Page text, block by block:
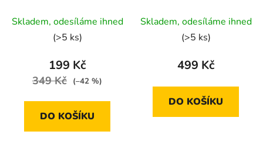
hodnocení
produktu
je
5,0
hvězdiček.
Skladem, odesíláme ihned
(>5 ks)
199 Kč
349 Kč (–42 %)
DO KOŠÍKU
Skladem, odesíláme ihned
(>5 ks)
499 Kč
DO KOŠÍKU